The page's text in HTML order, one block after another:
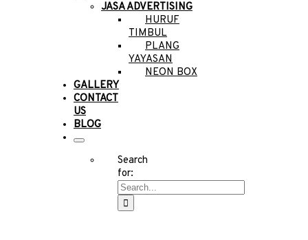
JASA ADVERTISING
HURUF
TIMBUL
PLANG
YAYASAN
NEON BOX
GALLERY
CONTACT
US
BLOG
Search
for: